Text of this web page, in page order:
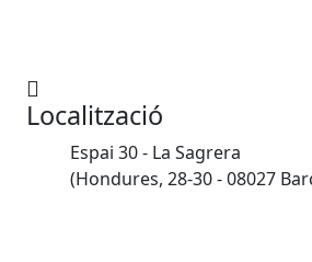
Localització
Espai 30 - La Sagrera
(Hondures, 28-30 - 08027